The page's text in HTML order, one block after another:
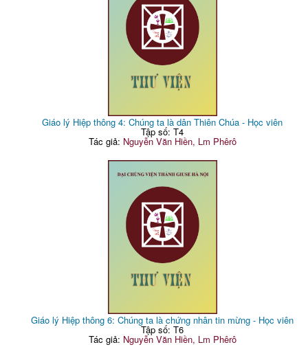
Giáo lý Hiệp thông 4: Chúng ta là dân Thiên Chúa - Học viên
Tập số: T4
Tác giả: Nguyễn Văn Hiền, Lm Phêrô
Giáo lý Hiệp thông 6: Chúng ta là chứng nhân tin mừng - Học viên
Tập số: T6
Tác giả: Nguyễn Văn Hiền, Lm Phêrô